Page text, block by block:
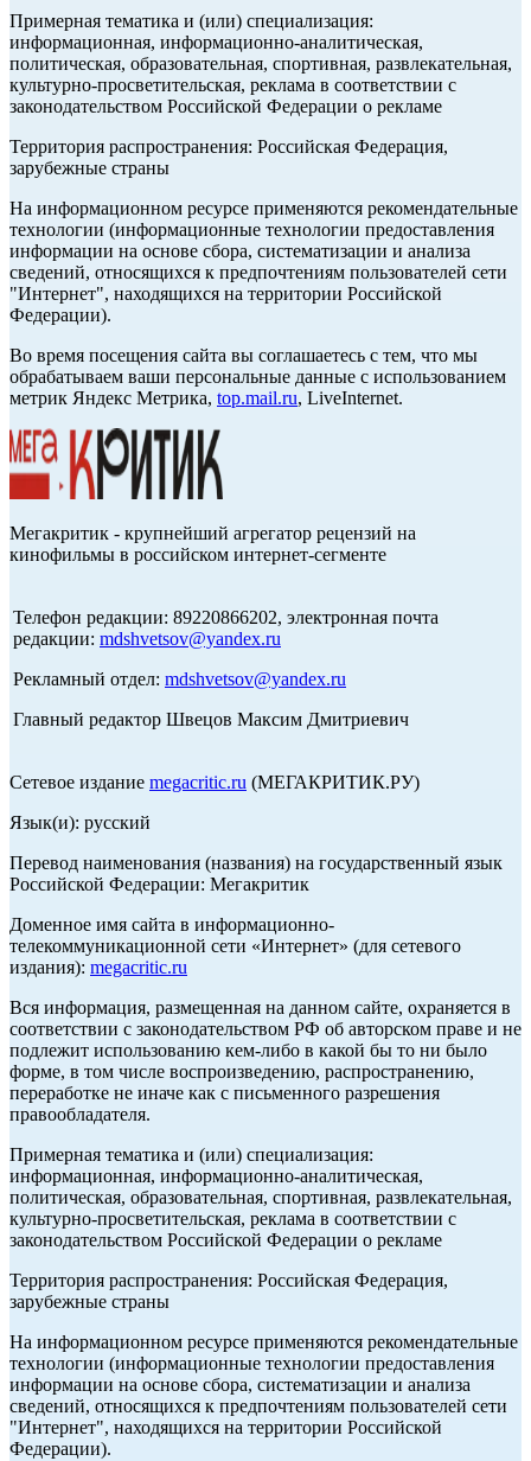
Примерная тематика и (или) специализация:
информационная, информационно-аналитическая,
политическая, образовательная, спортивная, развлекательная,
культурно-просветительская, реклама в соответствии с
законодательством Российской Федерации о рекламе
Территория распространения: Российская Федерация,
зарубежные страны
На информационном ресурсе применяются рекомендательные
технологии (информационные технологии предоставления
информации на основе сбора, систематизации и анализа
сведений, относящихся к предпочтениям пользователей сети
"Интернет", находящихся на территории Российской
Федерации).
Во время посещения сайта вы соглашаетесь с тем, что мы
обрабатываем ваши персональные данные с использованием
метрик Яндекс Метрика, top.mail.ru, LiveInternet.
Мегакритик - крупнейший агрегатор рецензий на
кинофильмы в российском интернет-сегменте
Телефон редакции: 89220866202, электронная почта
редакции: mdshvetsov@yandex.ru
Рекламный отдел: mdshvetsov@yandex.ru
Главный редактор Швецов Максим Дмитриевич
Сетевое издание megacritic.ru (МЕГАКРИТИК.РУ)
Язык(и): русский
Перевод наименования (названия) на государственный язык
Российской Федерации: Мегакритик
Доменное имя сайта в информационно-
телекоммуникационной сети «Интернет» (для сетевого
издания): megacritic.ru
Вся информация, размещенная на данном сайте, охраняется в
соответствии с законодательством РФ об авторском праве и не
подлежит использованию кем-либо в какой бы то ни было
форме, в том числе воспроизведению, распространению,
переработке не иначе как с письменного разрешения
правообладателя.
Примерная тематика и (или) специализация:
информационная, информационно-аналитическая,
политическая, образовательная, спортивная, развлекательная,
культурно-просветительская, реклама в соответствии с
законодательством Российской Федерации о рекламе
Территория распространения: Российская Федерация,
зарубежные страны
На информационном ресурсе применяются рекомендательные
технологии (информационные технологии предоставления
информации на основе сбора, систематизации и анализа
сведений, относящихся к предпочтениям пользователей сети
"Интернет", находящихся на территории Российской
Федерации).